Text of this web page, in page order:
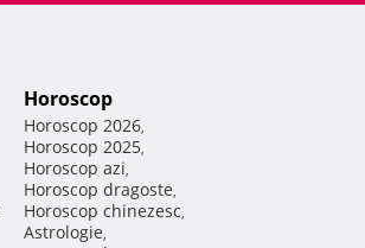
Horoscop
Horoscop 2026,
Horoscop 2025,
Horoscop azi,
Horoscop dragoste,
Horoscop chinezesc,
Astrologie,